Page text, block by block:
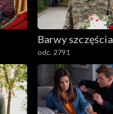
Barwy szczęścia
odc. 2791